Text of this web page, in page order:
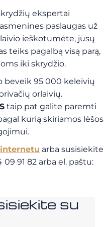
ekspertai
paslaugas už
ieškotumėte, jūsų
teiks pagalbą visą parą,
iki skrydžio.
beveik 95 000 keleivių
orlaivių.
taip pat galite paremti
kurią skiriamos lėšos
arba susisiekite
91 82 arba el. paštu:
su